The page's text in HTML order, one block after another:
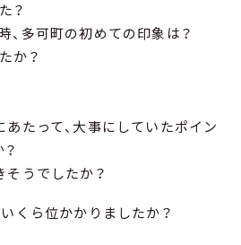
た？
、多可町の初めての印象は？
たか？
あたって、大事にしていたポイン
？
きそうでしたか？
いくら位かかりましたか？